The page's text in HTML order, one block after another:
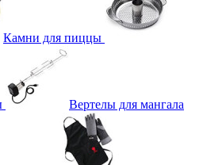
Камни для пиццы
Вертелы для мангала